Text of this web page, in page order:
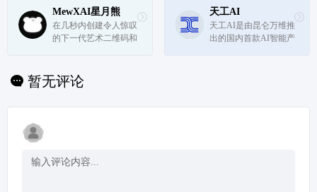
了广泛的工具，模板，
声音效果，贴纸，字
体，慢镜头，和更多。
MewXAI星月熊
在几秒内创建令人惊叹
的下一代艺术二维码和
天工AI
天工AI是由昆仑万维推
出的国内首款AI智能产
暂无评论